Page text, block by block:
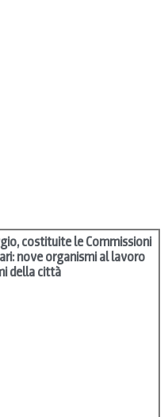
costituite le Commissioni
nove organismi al lavoro
della città